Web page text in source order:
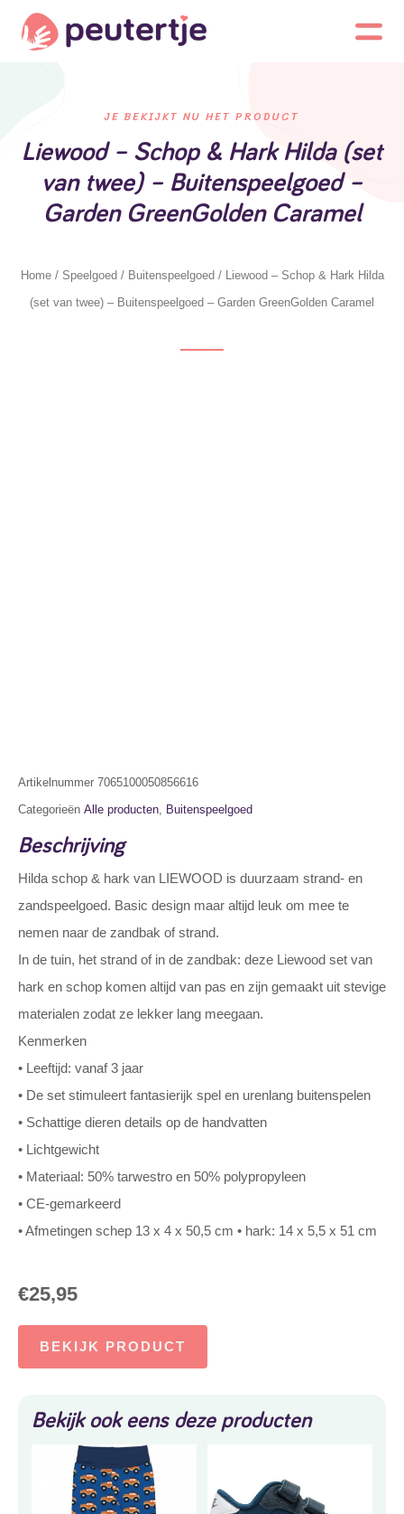
JE BEKIJKT NU HET PRODUCT
Liewood – Schop & Hark Hilda (set
van twee) – Buitenspeelgoed –
Garden GreenGolden Caramel
Home/ Speelgoed / Buitenspeelgoed / Liewood – Schop & Hark Hilda
(set van twee) – Buitenspeelgoed – Garden GreenGolden Caramel
Artikelnummer 7065100050856616
Categorieën Alle producten, Buitenspeelgoed
Beschrijving
Hilda schop & hark van LIEWOOD is duurzaam strand- en
zandspeelgoed. Basic design maar altijd leuk om mee te
nemen naar de zandbak of strand.
In de tuin, het strand of in de zandbak: deze Liewood set van
hark en schop komen altijd van pas en zijn gemaakt uit stevige
materialen zodat ze lekker lang meegaan.
Kenmerken
• Leeftijd: vanaf 3 jaar
• De set stimuleert fantasierijk spel en urenlang buitenspelen
• Schattige dieren details op de handvatten
• Lichtgewicht
• Materiaal: 50% tarwestro en 50% polypropyleen
• CE-gemarkeerd
• Afmetingen schep 13 x 4 x 50,5 cm • hark: 14 x 5,5 x 51 cm
€25,95
BEKIJK PRODUCT
Bekijk ook eens deze producten